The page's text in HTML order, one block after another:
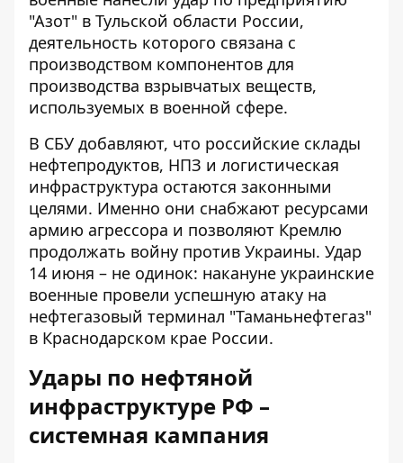
"Азот" в Тульской области России,
деятельность которого связана с
производством компонентов для
производства взрывчатых веществ,
используемых в военной сфере.
В СБУ добавляют, что российские склады
нефтепродуктов, НПЗ и логистическая
инфраструктура остаются законными
целями. Именно они снабжают ресурсами
армию агрессора и позволяют Кремлю
продолжать войну против Украины. Удар
14 июня – не одинок: накануне украинские
военные провели успешную атаку на
нефтегазовый терминал "Таманьнефтегаз"
в Краснодарском крае России.
Удары по нефтяной
инфраструктуре РФ –
системная кампания